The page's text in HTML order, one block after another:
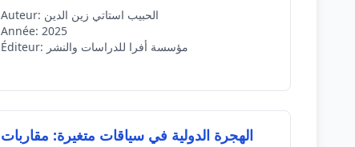
Auteur: الحبيب استاتي زين الدين
Année: 2025
Éditeur: مؤسسة أفرا للدراسات والنشر
الهجرة الدولية في سياقات متغيرة: مقاربات